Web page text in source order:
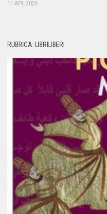
11 APR, 2026
RUBRICA: LIBRILIBERI